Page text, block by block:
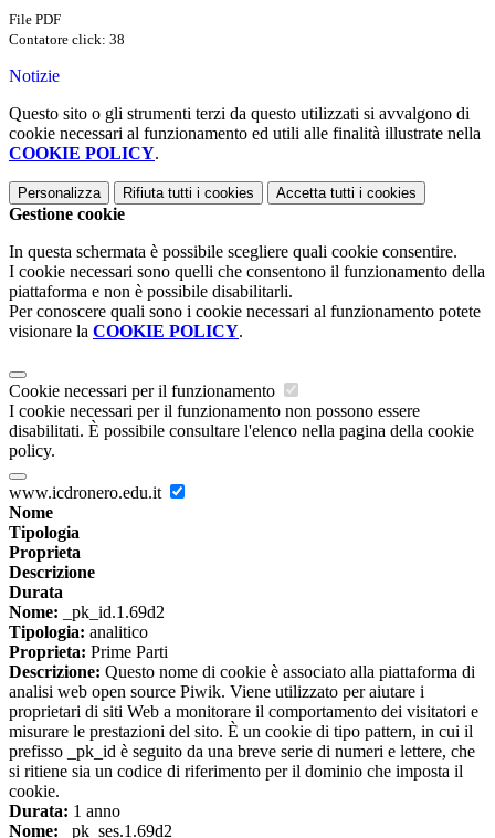
File PDF
Contatore click: 38
Notizie
Questo sito o gli strumenti terzi da questo utilizzati si avvalgono di
cookie necessari al funzionamento ed utili alle finalità illustrate nella
COOKIE POLICY.
Personalizza Rifiuta tutti i cookies Accetta tutti i cookies
Gestione cookie
In questa schermata è possibile scegliere quali cookie consentire.
I cookie necessari sono quelli che consentono il funzionamento della
piattaforma e non è possibile disabilitarli.
Per conoscere quali sono i cookie necessari al funzionamento potete
visionare la COOKIE POLICY.
Cookie necessari per il funzionamento
I cookie necessari per il funzionamento non possono essere
disabilitati. È possibile consultare l'elenco nella pagina della cookie
policy.
www.icdronero.edu.it
Nome
Tipologia
Proprieta
Descrizione
Durata
Nome: _pk_id.1.69d2
Tipologia: analitico
Proprieta: Prime Parti
Descrizione: Questo nome di cookie è associato alla piattaforma di
analisi web open source Piwik. Viene utilizzato per aiutare i
proprietari di siti Web a monitorare il comportamento dei visitatori e
misurare le prestazioni del sito. È un cookie di tipo pattern, in cui il
prefisso _pk_id è seguito da una breve serie di numeri e lettere, che
si ritiene sia un codice di riferimento per il dominio che imposta il
cookie.
Durata: 1 anno
Nome: _pk_ses.1.69d2